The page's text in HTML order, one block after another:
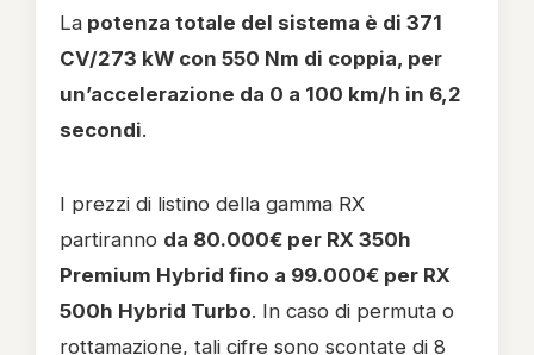
La potenza totale del sistema è di 371
CV/273 kW con 550 Nm di coppia, per
un’accelerazione da 0 a 100 km/h in 6,2
secondi.
I prezzi di listino della gamma RX
partiranno da 80.000€ per RX 350h
Premium Hybrid fino a 99.000€ per RX
500h Hybrid Turbo. In caso di permuta o
rottamazione, tali cifre sono scontate di 8